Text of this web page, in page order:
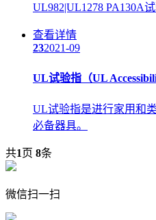
UL982|UL1278 PA130A
查看详情
232021-09
UL试验指（UL
UL试验指是进行家用和
必备器具。
共1页 8条
微信扫一扫